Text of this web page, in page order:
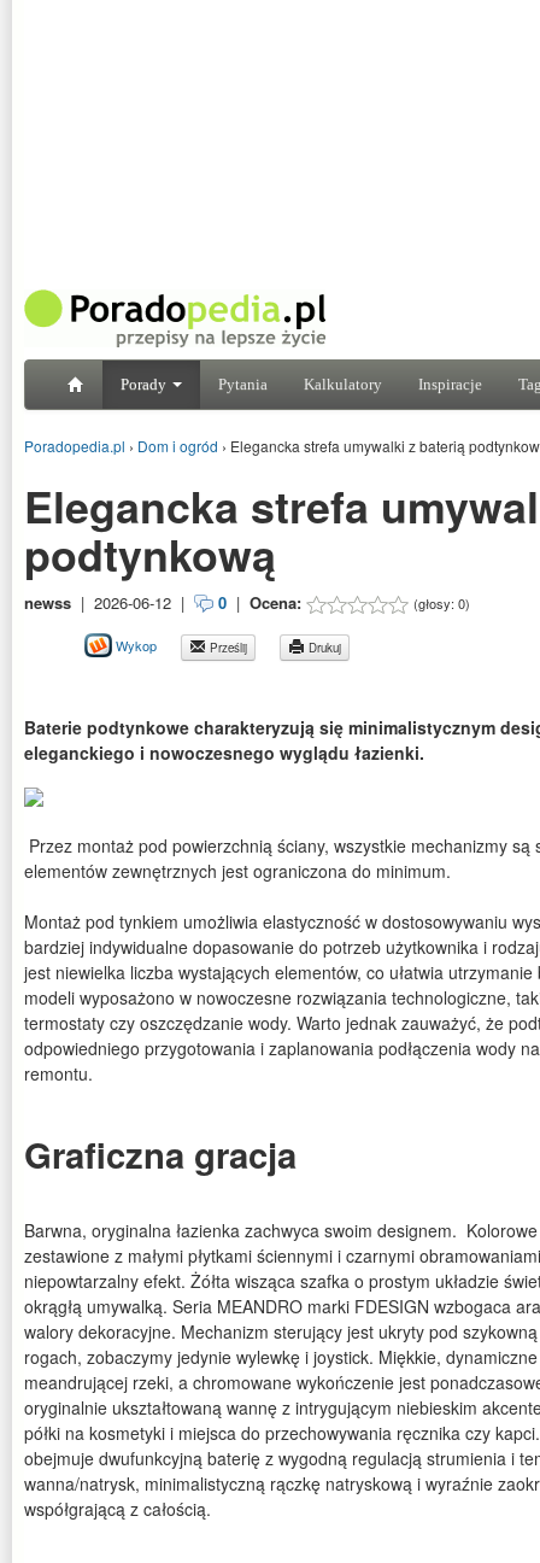
Porady Pytania Kalkulatory Inspiracje
Poradopedia.pl › Dom i ogród › Elegancka strefa umywalki z baterią
Elegancka strefa
podtynkową
newss | 2026-06-12 | 0 | Ocena: (głosy: 0)
Wykop Prześlij Drukuj
Baterie podtynkowe charakteryzują się minimalistycznym
eleganckiego i nowoczesnego wyglądu łazienki.
Przez montaż pod powierzchnią ściany, wszystkie mechanizmy
elementów zewnętrznych jest ograniczona do minimum.
Montaż pod tynkiem umożliwia elastyczność w dostosowywaniu
bardziej indywidualne dopasowanie do potrzeb użytkownika i
jest niewielka liczba wystających elementów, co ułatwia
modeli wyposażono w nowoczesne rozwiązania technologiczne,
termostaty czy oszczędzanie wody. Warto jednak zauważyć, że
odpowiedniego przygotowania i zaplanowania podłączenia wody
remontu.
Graficzna gracja
Barwna, oryginalna łazienka zachwyca swoim designem.
zestawione z małymi płytkami ściennymi i czarnymi
niepowtarzalny efekt. Żółta wisząca szafka o prostym układzie
okrągłą umywalką. Seria MEANDRO marki FDESIGN wzbogaca
walory dekoracyjne. Mechanizm sterujący jest ukryty pod
rogach, zobaczymy jedynie wylewkę i joystick. Miękkie,
meandrującej rzeki, a chromowane wykończenie jest
oryginalnie ukształtowaną wannę z intrygującym niebieskim
półki na kosmetyki i miejsca do przechowywania ręcznika czy
obejmuje dwufunkcyjną baterię z wygodną regulacją strumienia i
wanna/natrysk, minimalistyczną rączkę natryskową i wyraźnie
współgrającą z całością.